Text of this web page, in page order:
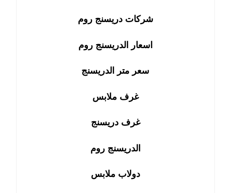
شركات دريسنج روم
اسعار الدريسنج روم
سعر متر الدريسنج
غرف ملابس
غرف دريسنج
الدريسنج روم
دولاب ملابس